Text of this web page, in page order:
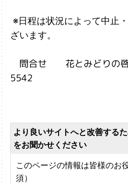
※日程は状況によって中止
ざいます。
問合せ 花とみどりの
5542
より良いサイトへと改善する
をお聞かせください
このページの情報は皆様のお
須）